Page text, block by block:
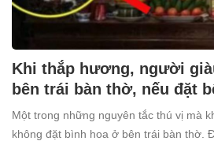
Khi thắp hương, người
bên trái bàn thờ, nếu đặt
Một trong những nguyên tắc thú vị mà
không đặt bình hoa ở bên trái bàn thờ.